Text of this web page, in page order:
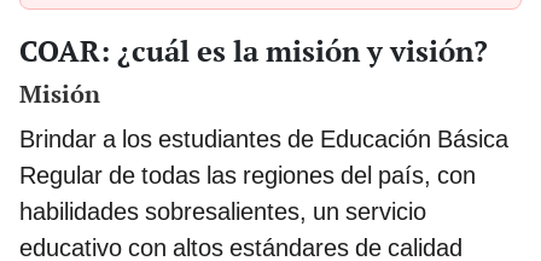
COAR: ¿cuál es la misión y visión?
Misión
Brindar a los estudiantes de Educación Básica
Regular de todas las regiones del país, con
habilidades sobresalientes, un servicio
educativo con altos estándares de calidad